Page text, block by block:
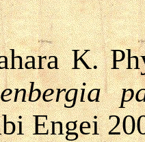
K.
Engei